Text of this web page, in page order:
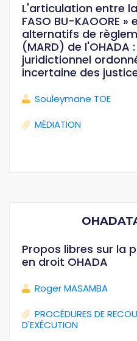
L'articulation entre
FASO BU-KAOORE
alternatifs de
(MARD) de l'OHADA
juridictionnel
incertaine des
Souleymane TOE
MÉDIATION
Propos libres sur la
en droit OHADA
Roger MASAMBA
PROCÉDURES DE
D'EXÉCUTION